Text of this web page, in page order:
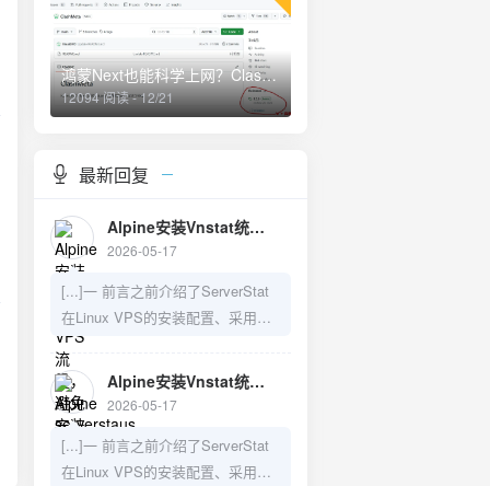
鸿蒙Next也能科学上网？Clash Meta for harmorny next os
12094 阅读 - 12/21
最新回复
Alpine安装Vnstat统计VPS流量，避免serverstaus系统重启后流量重置 - V变量—建站日记
2026-05-17
[...]一 前言之前介绍了ServerStat
在Linux VPS的安装配置、采用
Vnstat来防止重启导致数据丢失的
问题，以及如何在LiNUX VPS上手
动安装Server-Rust,需要的可以访
问之前的博文：1）LiNUX VPS上
Server-Rust的手动安装教程2）
Serverstaus改用Vnstat统计VPS流
Alpine安装Vnstat统计VPS流量，避免serverstaus系统重启后流量重置 - V变量—建站日记
2026-05-17
[...]一 前言之前介绍了ServerStat
在Linux VPS的安装配置、采用